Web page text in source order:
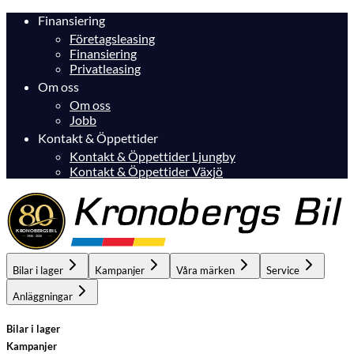
Finansiering
Företagsleasing
Finansiering
Privatleasing
Om oss
Om oss
Jobb
Kontakt & Öppettider
Kontakt & Öppettider Ljungby
Kontakt & Öppettider Växjö
Bilar i lager Kampanjer Våra märken Service
Anläggningar
Bilar i lager
Kampanjer